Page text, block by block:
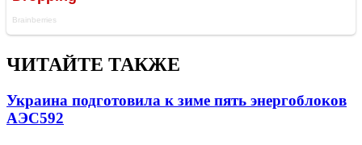
ЧИТАЙТЕ ТАКЖЕ
Украина подготовила к зиме пять энергоблоков
АЭС592